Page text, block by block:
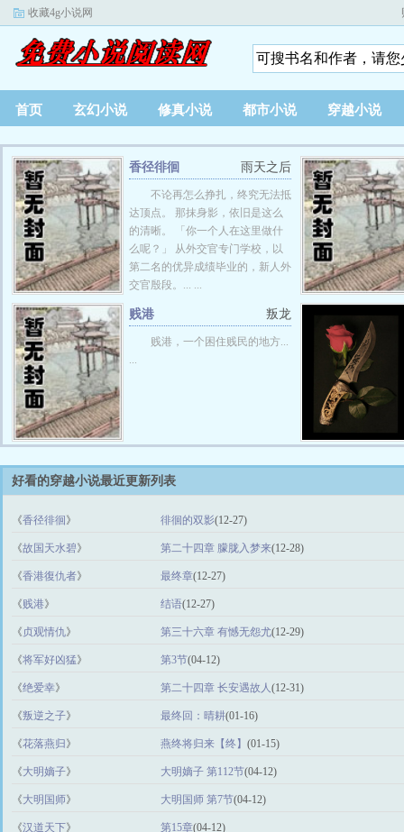
收藏4g小说网
首页 玄幻小说 修真小说 都市小说 穿越小说
雨天之后
香径徘徊
不论再怎么挣扎，终究无法抵
达顶点。 那抹身影，依旧是这么
的清晰。 「你一个人在这里做什
么呢？」 从外交官专门学校，以
第二名的优异成绩毕业的，新人外
交官殷段。... ...
叛龙
贱港
贱港，一个困住贱民的地方...
...
好看的穿越小说最近更新列表
《香径徘徊 》 徘徊的双影(12-27)
《故国天水碧》 第二十四章 朦胧入梦来(12-28)
《香港復仇者》 最终章(12-27)
《贱港》 结语(12-27)
《 贞观情仇》 第三十六章 有憾无怨尤(12-29)
《将军好凶猛》 第3节(04-12)
《绝爱幸》 第二十四章 长安遇故人(12-31)
《叛逆之子》 最终回：晴耕(01-16)
《花落燕归》 燕终将归来【终】 (01-15)
《大明嫡子》 大明嫡子 第112节(04-12)
《大明国师》 大明国师 第7节(04-12)
《汉道天下》 第15章(04-12)